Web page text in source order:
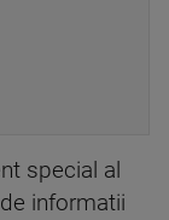
special al
informatii